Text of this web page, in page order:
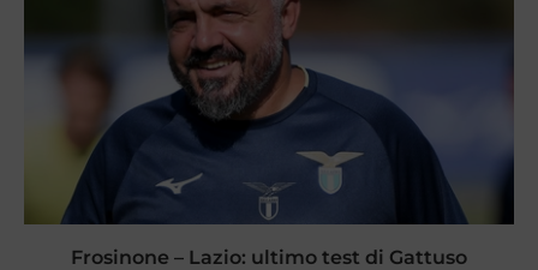
Frosinone – Lazio: ultimo test di Gattuso